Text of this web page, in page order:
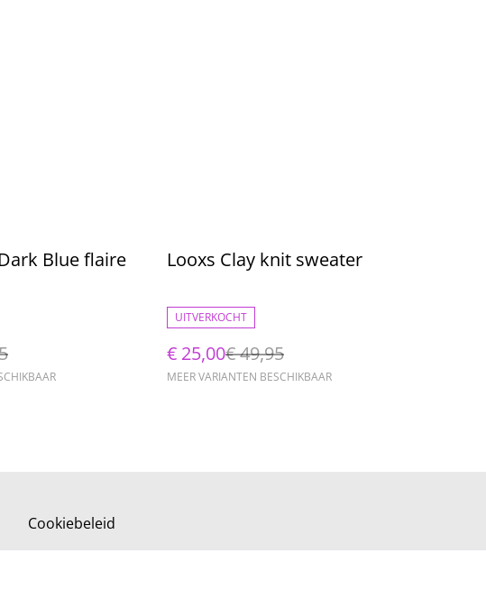
Blue flaire %
Looxs Clay knit sweater
UITVERKOCHT
€ 25,00€ 49,95
MEER VARIANTEN BESCHIKBAAR
Cookiebeleid